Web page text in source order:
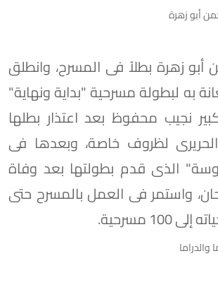
أبو زهرة بطلاً فى المسرح، وانطلق
به لبطولة مسرحية "بداية ونهاية"
نجيب محفوظ بعد اعتذار بطلها
لظروف خاصة، وبعدها فى
الذى قدم بطولتها بعد وفاة
واستمر فى العمل بالمسرح حتى
مسرحية.